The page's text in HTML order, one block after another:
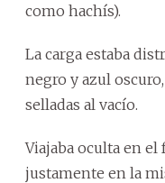
como hachís).
La carga estaba
negro y azul
selladas al vacío.
Viajaba oculta en el
justamente en la